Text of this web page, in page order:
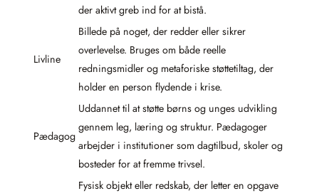
der aktivt greb ind for at bistå.
Livline
Billede på noget, der redder eller sikrer
overlevelse. Bruges om både reelle
redningsmidler og metaforiske støttetiltag, der
holder en person flydende i krise.
Pædagog
Uddannet til at støtte børns og unges udvikling
gennem leg, læring og struktur. Pædagoger
arbejder i institutioner som dagtilbud, skoler og
bosteder for at fremme trivsel.
Fysisk objekt eller redskab, der letter en opgave